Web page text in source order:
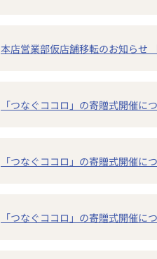
本店営業部仮店舗移転のお知らせ
「つなぐココロ」の寄贈式開催に
「つなぐココロ」の寄贈式開催に
「つなぐココロ」の寄贈式開催に